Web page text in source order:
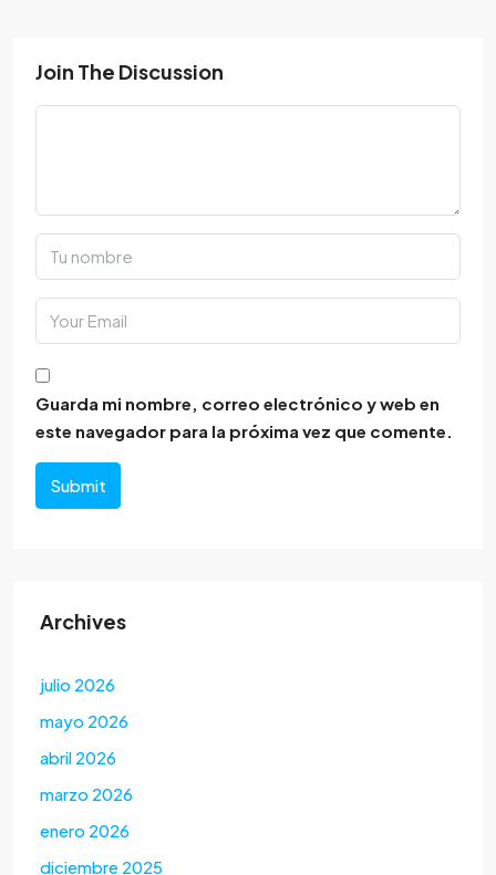
Join The Discussion
Guarda mi nombre, correo electrónico y web en
este navegador para la próxima vez que comente.
Submit
Archives
julio 2026
mayo 2026
abril 2026
marzo 2026
enero 2026
diciembre 2025